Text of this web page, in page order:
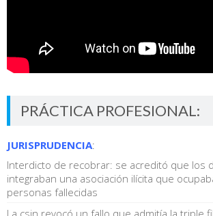
PRÁCTICA PROFESIONAL:
JURISPRUDENCIA:
Interdicto de recobrar: se acreditó que los
integraban una asociación ilícita que
personas fallecidas
La csjn revocó un fallo que admitía la triple